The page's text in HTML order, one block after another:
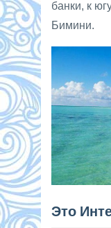
банки, к
Бимини.
Это